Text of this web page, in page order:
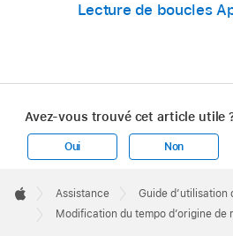
Lecture de boucles
Avez-vous trouvé cet article utile
Oui Non
Footer

Apple
Assistance
Guide d’utilisation
Modification du tempo d’origine de